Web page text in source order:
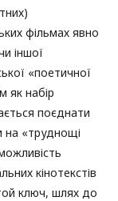
фільмах явно
іншої
«поетичної
як набір
поєднати
на «труднощі
кінотекстів
ключ, шлях до